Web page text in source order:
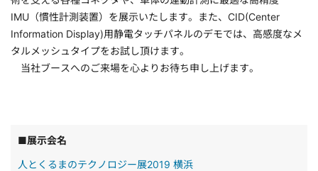
IMU（慣性計測装置）を展示いたします。また、CID(Center
Information Display)用静電タッチパネルのデモでは、高感度なメ
タルメッシュタイプをお試し頂けます。
当社ブースへのご来場を心よりお待ち申し上げます。
■展示会名
人とくるまのテクノロジー展2019 横浜